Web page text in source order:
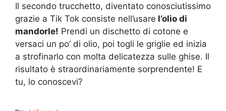
Il secondo trucchetto, diventato conosciutissimo
grazie a Tik Tok consiste nell’usare l’olio di
mandorle! Prendi un dischetto di cotone e
versaci un po’ di olio, poi togli le griglie ed inizia
a strofinarlo con molta delicatezza sulle ghise. Il
risultato è straordinariamente sorprendente! E
tu, lo conoscevi?